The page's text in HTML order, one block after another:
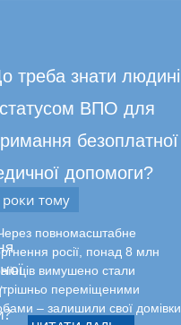
треба знати людині
статусом ВПО для
безоплатної
допомоги?
роки тому
повномасштабне
росії, понад 8 млн
вимушено стали
переміщеними
– залишили свої домівки